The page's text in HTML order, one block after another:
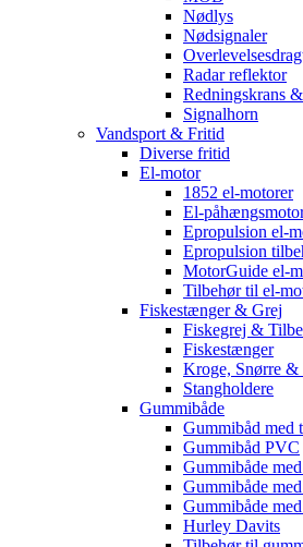
Nødlys
Nødsignaler
Radar reflektor
Redningskrans
Signalhorn
Vandsport & Fritid
Diverse fritid
El-motor
1852 el-motorer
El-
Epropulsion el-
Epropulsion
MotorGuide el-
Tilbehør til el-
Fiskestænger & Grej
Fiskegrej &
Fiskestænger
Kroge, Snørre
Stangholdere
Gummibåde
Gummibåd med
Gummibåd PVC
Gummibåde
Gummibåde
Gummibåde
Hurley Davits